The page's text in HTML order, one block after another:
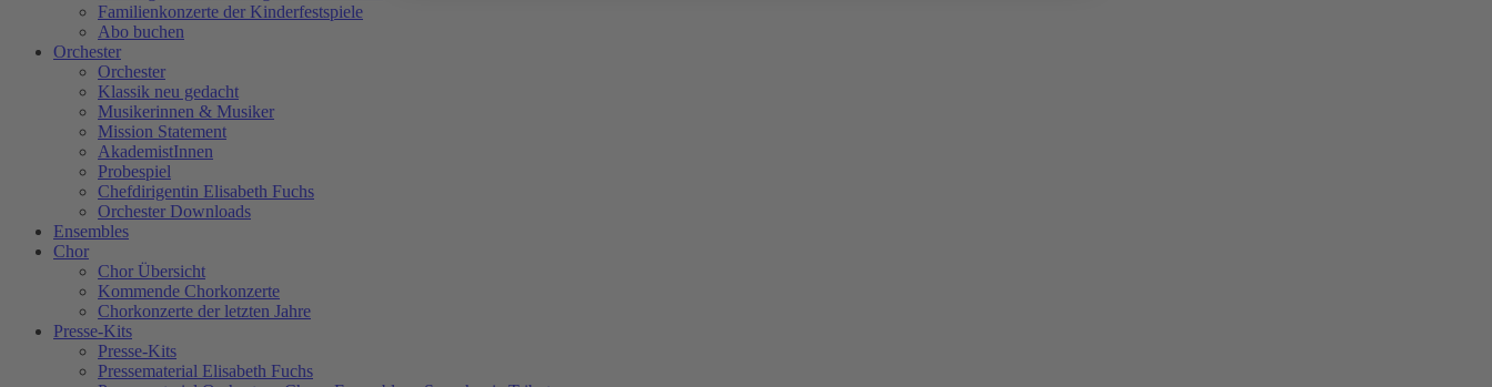
Familienkonzerte der Kinderfestspiele
Abo buchen
Orchester
Orchester
Klassik neu gedacht
Musikerinnen & Musiker
Mission Statement
AkademistInnen
Probespiel
Chefdirigentin Elisabeth Fuchs
Orchester Downloads
Ensembles
Chor
Chor Übersicht
Kommende Chorkonzerte
Chorkonzerte der letzten Jahre
Presse-Kits
Presse-Kits
Pressematerial Elisabeth Fuchs